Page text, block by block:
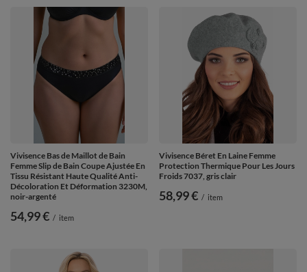
Vivisence Bas de Maillot de Bain
Femme Slip de Bain Coupe Ajustée En
Tissu Résistant Haute Qualité Anti-
Décoloration Et Déformation 3230M,
noir-argenté
54,99 € / item
Vivisence Béret En Laine Femme
Protection Thermique Pour Les Jours
Froids 7037, gris clair
58,99 € / item